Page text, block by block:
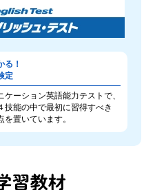
る！
定
ーション英語能力テストで、
技能の中で最初に習得すべき
を置いています。